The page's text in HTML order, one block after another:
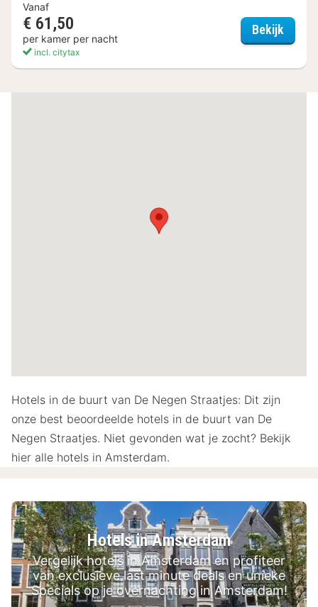
Vanaf
€ 61,50
per kamer per nacht
incl. citytax
Bekijk
Hotels in de buurt van De Negen Straatjes: Dit zijn
onze best beoordeelde hotels in de buurt van De
Negen Straatjes. Niet gevonden wat je zocht? Bekijk
hier alle hotels in Amsterdam.
Hotels in Amsterdam
Vergelijk hotels in Amsterdam en profiteer
van exclusieve last minute deals en unieke
Specials op je overnachting in Amsterdam!